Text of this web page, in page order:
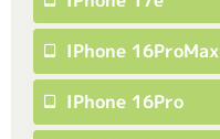
IPhone 16ProMax
IPhone 16Pro